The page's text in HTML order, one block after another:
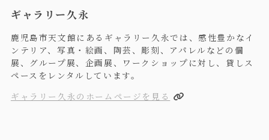
ギャラリー久永
鹿児島市天文館にあるギャラリー久永では、感性豊かなイ
ンテリア、写真・絵画、陶芸、彫刻、アパレルなどの個
展、グループ展、企画展、ワークショップに対し、貸しス
ペースをレンタルしています。
ギャラリー久永のホームページを見る